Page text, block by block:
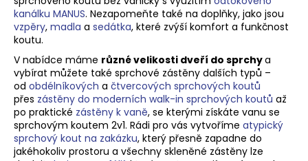
kanálku MANUS. Nezapomeňte také na doplňky, jako jsou
vzpěry, madla a sedátka, které zvýší komfort a funkčnost
koutu.
V nabídce máme různé velikosti dveří do sprchya
vybírat můžete také sprchové zástěny dalších typů –
od obdélníkových a čtvercových sprchových koutů
přes zástěny do moderních walk-in sprchových koutů až
po praktické zástěny k vaně, se kterými získáte vanu se
sprchovým koutem 2v1. Rádi pro vás vytvoříme atypický
sprchový kout na zakázku, který přesně zapadne do
jakéhokoliv prostoru a všechny skleněné zástěny lze
b
u
j
e
t
e
n
a
j